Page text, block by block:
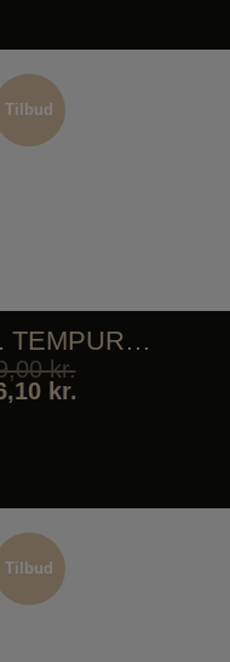
Tilbud
Tilbud
85. TEMPURA SHRIMP
kr.
kr.
Tilbud
Tilbud